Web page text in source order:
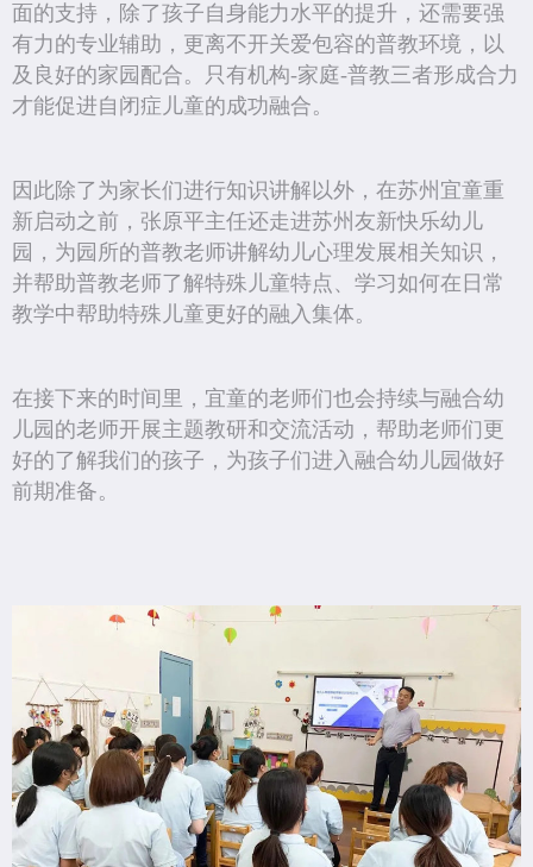
面的支持，除了孩子自身能力水平的提升，还需要强
有力的专业辅助，更离不开关爱包容的普教环境，以
及良好的家园配合。只有机构-家庭-普教三者形成合力
才能促进自闭症儿童的成功融合。
因此除了为家长们进行知识讲解以外，在苏州宜童重
新启动之前，张原平主任还走进苏州友新快乐幼儿
园，为园所的普教老师讲解幼儿心理发展相关知识，
并帮助普教老师了解特殊儿童特点、学习如何在日常
教学中帮助特殊儿童更好的融入集体。
在接下来的时间里，宜童的老师们也会持续与融合幼
儿园的老师开展主题教研和交流活动，帮助老师们更
好的了解我们的孩子，为孩子们进入融合幼儿园做好
前期准备。